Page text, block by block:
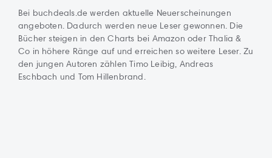
Bei buchdeals.de werden aktuelle Neuerscheinungen
angeboten. Dadurch werden neue Leser gewonnen. Die
Bücher steigen in den Charts bei Amazon oder Thalia &
Co in höhere Ränge auf und erreichen so weitere Leser. Zu
den jungen Autoren zählen Timo Leibig, Andreas
Eschbach und Tom Hillenbrand.